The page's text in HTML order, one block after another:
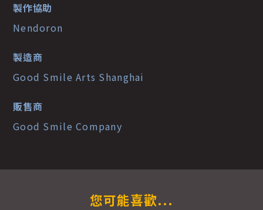
製作協助
Nendoron
製造商
Good Smile Arts Shanghai
販售商
Good Smile Company
您可能喜歡...